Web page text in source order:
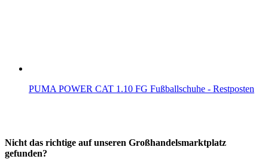
PUMA POWER CAT 1.10 FG Fußballschuhe - Restposten
Nicht das richtige auf unseren Großhandelsmarktplatz
gefunden?